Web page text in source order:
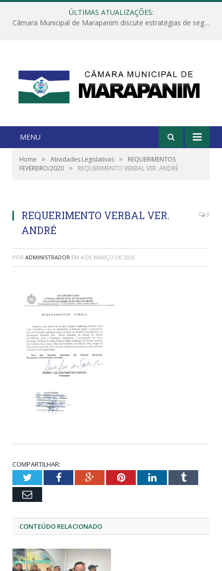
ÚLTIMAS ATUALIZAÇÕES:
Câmara Municipal de Marapanim discute estratégias de segurança com autoridades e poder executivo
MENU
Home » Atividades Legislativas »
REQUERIMENTOS
FEVEREIRO/2020 » REQUERIMENTO VERBAL VER. ANDRÉ
REQUERIMENTO VERBAL VER.
ANDRÉ
0
POR ADMINISTRADOR EM 4 DE MARÇO DE 2020
COMPARTILHAR:
TwitterFacebookGoogle+PinterestLinkedInTumblr
Email
CONTEÚDO RELACIONADO